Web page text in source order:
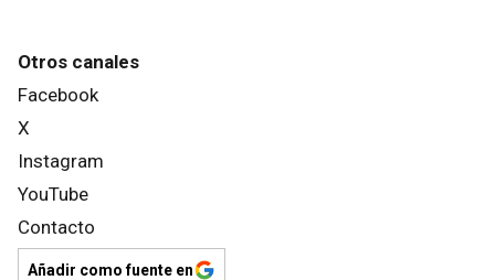
Otros canales
Facebook
X
Instagram
YouTube
Contacto
Añadir como fuente en